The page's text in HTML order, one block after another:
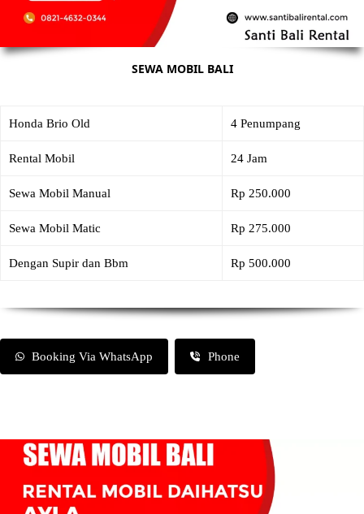
SEWA MOBIL BALI
Honda Brio Old 4 Penumpang
Rental Mobil 24 Jam
Sewa Mobil Manual Rp 250.000
Sewa Mobil Matic Rp 275.000
Dengan Supir dan Bbm Rp 500.000
Booking Via WhatsApp Phone